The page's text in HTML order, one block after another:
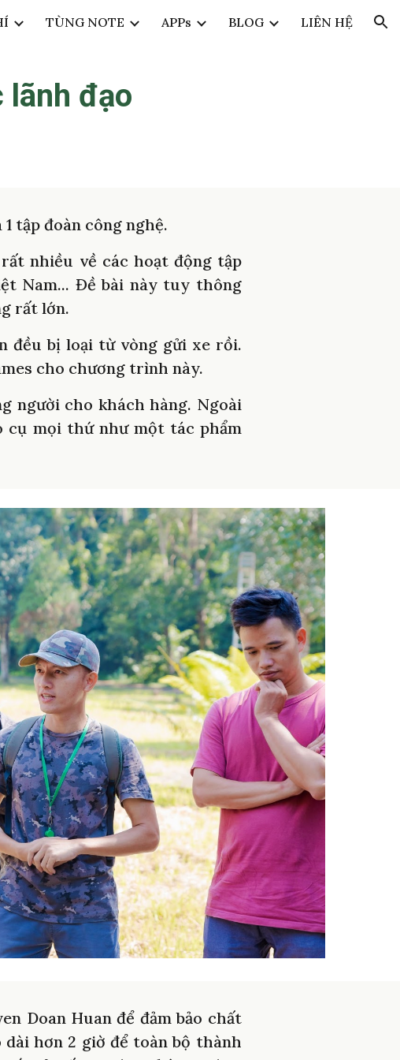
navigationTÙNG NOTE APPs BLOG LIÊN HỆ
lãnh đạo
tập đoàn công nghệ.
nhiều về các hoạt động tập
Nam... Đề bài này tuy thông
rất lớn.
đều bị loại từ vòng gửi xe rồi.
cho chương trình này.
người cho khách hàng. Ngoài
cụ mọi thứ như một tác phẩm
Doan Huan để đảm bảo chất
hơn 2 giờ để toàn bộ thành